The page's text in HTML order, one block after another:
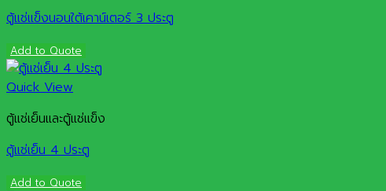
ตู้แช่แข็งนอนใต้เคาน์เตอร์ 3 ประตู
Add to Quote
Quick View
ตู้แช่เย็นและตู้แช่แข็ง
ตู้แช่เย็น 4 ประตู
Add to Quote